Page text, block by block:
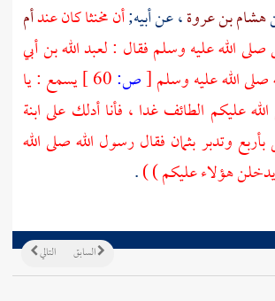
هشام بن عروة، عن أبيه;أن مخنثا كان عندأم
صلى الله عليه وسلم فقال :لعبد الله بن أبي
الله عليه وسلم[ص:
يسمع : يا
عليكم الطائفغدا ، فأنا أدلك على ابنة
بأربع وتدبر بثمان فقال رسول الله صلى الله
هؤلاء عليكم ) ).
التالي السابق